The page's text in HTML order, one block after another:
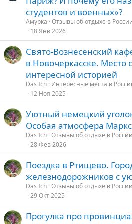
студентов и военных»?
Амурка Отзывы об отдыхе в России
18 Янв 2026
Свято-Вознесенский
в Новочеркасске. Место
интересной историей
Das Ich Интересные места в
12 Ноя 2025
Уютный немецкий
Особая атмосфера
Das Ich Отзывы об отдыхе в России
28 Фев 2026
Поездка в Ртищево.
железнодорожников с
Das Ich Отзывы об отдыхе в России
29 Окт 2025
Прогулка про